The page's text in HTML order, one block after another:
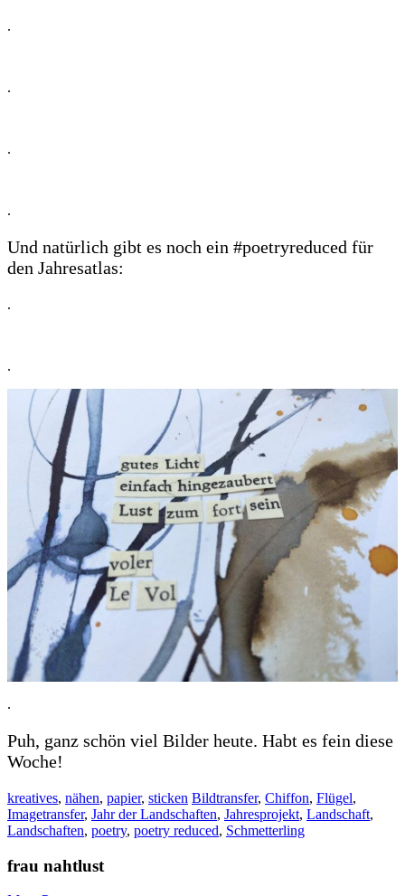
.
.
.
.
Und natürlich gibt es noch ein #poetryreduced für
den Jahresatlas:
.
.
.
Puh, ganz schön viel Bilder heute. Habt es fein diese
Woche!
kreatives, nähen, papier, sticken Bildtransfer, Chiffon, Flügel,
Imagetransfer, Jahr der Landschaften, Jahresprojekt, Landschaft,
Landschaften, poetry, poetry reduced, Schmetterling
frau nahtlust